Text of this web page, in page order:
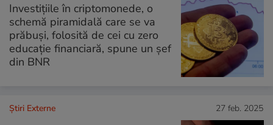
Investițiile în criptomonede, o
schemă piramidală care se va
prăbuși, folosită de cei cu zero
educație financiară, spune un șef
din BNR
Știri Externe 27 feb. 2025